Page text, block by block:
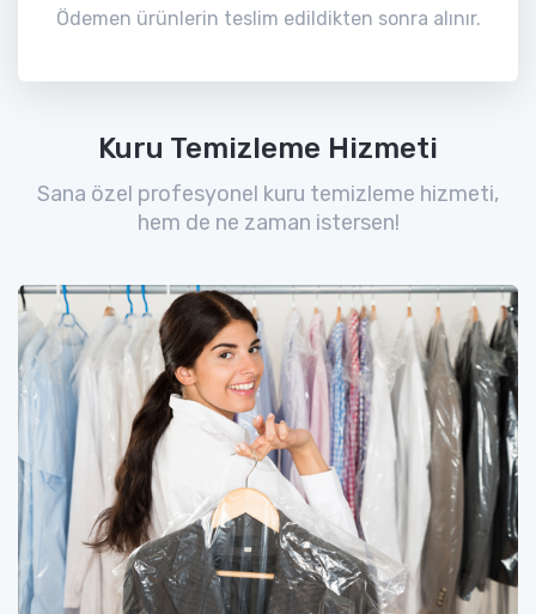
Ödemen ürünlerin teslim edildikten sonra alınır.
Kuru Temizleme Hizmeti
Sana özel profesyonel kuru temizleme hizmeti,
hem de ne zaman istersen!